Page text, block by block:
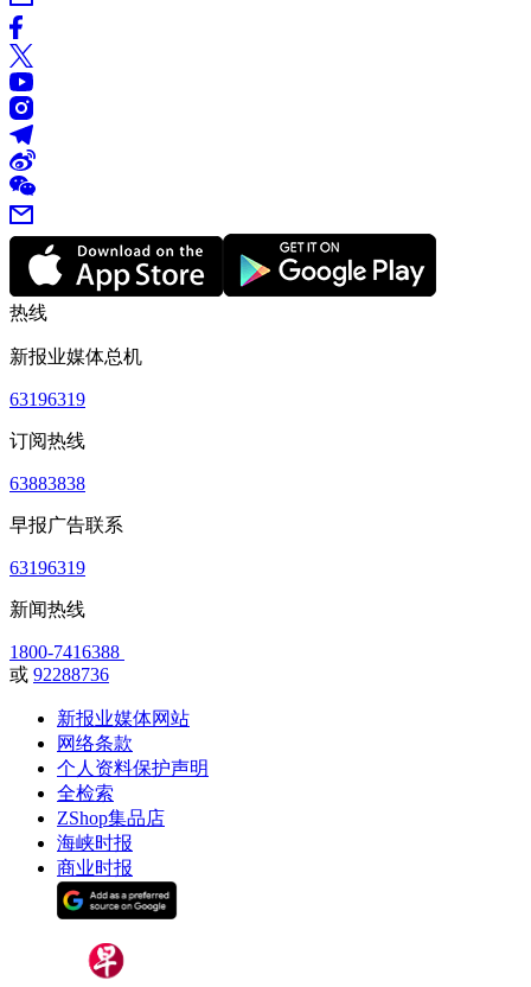
热线
新报业媒体总机
63196319
订阅热线
63883838
早报广告联系
63196319
新闻热线
1800-7416388
或 92288736
新报业媒体网站
网络条款
个人资料保护声明
全检索
ZShop集品店
海峡时报
商业时报